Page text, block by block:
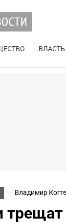
ВЛАСТЬ
Владимир
трещат